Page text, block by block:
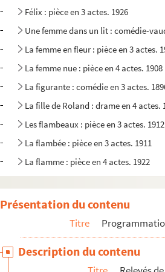
Félix : pièce en 3 actes. 1926
Une femme dans un lit : comédie-
La femme en fleur : pièce en 3 actes.
La femme nue : pièce en 4 actes. 1908
La figurante : comédie en 3 actes.
La fille de Roland : drame en 4 actes.
Les flambeaux : pièce en 3 actes. 1912
La flambée : pièce en 3 actes. 1911
La flamme : pièce en 4 actes. 1922
Fleurs de luxe. 1930
Florette et Patapon. 1905
La Flourpette entend des voix... :
Une folie : comédie en 4 actes. 1951
Présentation du contenu
Titre
Description du contenu